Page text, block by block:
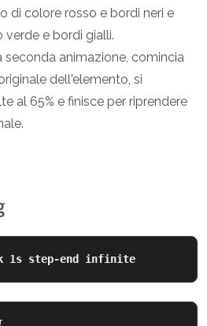
di colore rosso e bordi neri e
e bordi gialli.
seconda animazione, comincia
dell'elemento, si
al 65% e finisce per riprendere
1s step-end infinite